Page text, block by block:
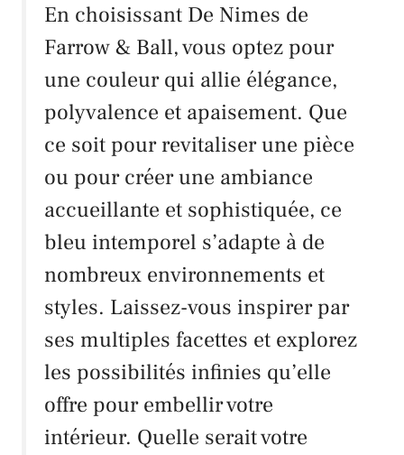
En choisissant De Nimes de
Farrow & Ball, vous optez pour
une couleur qui allie élégance,
polyvalence et apaisement. Que
ce soit pour revitaliser une pièce
ou pour créer une ambiance
accueillante et sophistiquée, ce
bleu intemporel s’adapte à de
nombreux environnements et
styles. Laissez-vous inspirer par
ses multiples facettes et explorez
les possibilités infinies qu’elle
offre pour embellir votre
intérieur. Quelle serait votre